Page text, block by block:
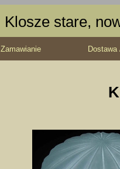
Klosze stare,
Zamawianie